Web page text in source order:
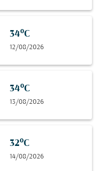
34°C
12/08/2026
34°C
13/08/2026
32°C
14/08/2026